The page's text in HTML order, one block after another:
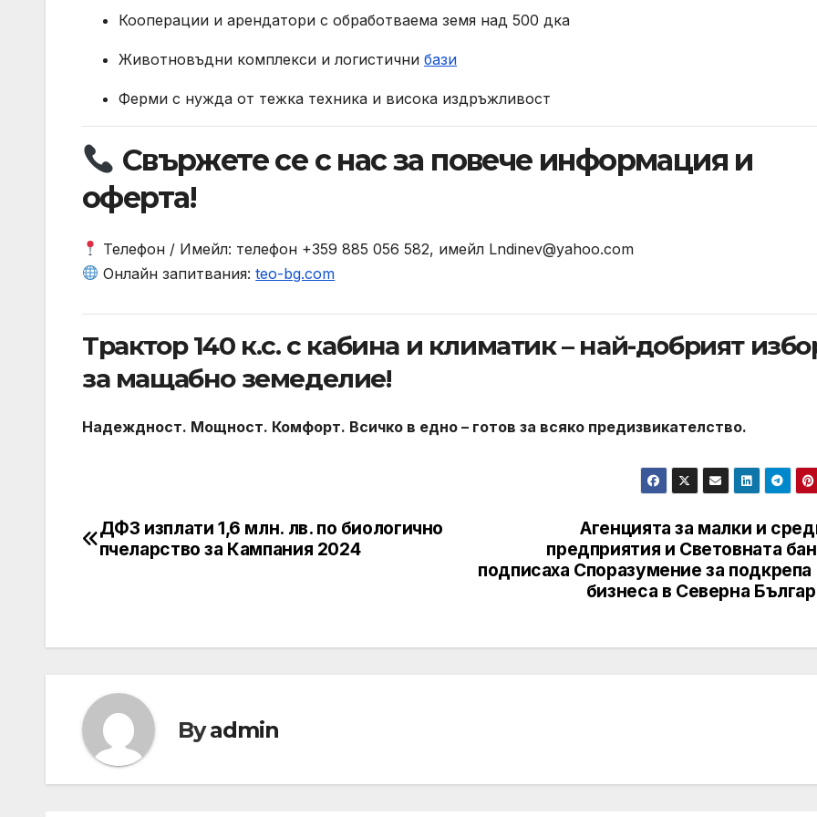
Кооперации и арендатори с обработваема земя над 500 дка
Животновъдни комплекси и логистични бази
Ферми с нужда от тежка техника и висока издръжливост
Свържете се с нас за повече информация и
оферта!
Телефон / Имейл: телефон +359 885 056 582, имейл Lndinev@yahoo.com
Онлайн запитвания:teo-bg.com
Трактор 140 к.с. с кабина и климатик – най-добрият
за мащабно земеделие!
Надеждност. Мощност. Комфорт. Всичко в едно – готов за всяко предизвикателство.
Post
Агенцията за малки и
предприятия и Световната
подписаха Споразумение за подкрепа
бизнеса в Северна
ДФЗ изплати 1,6 млн. лв. по биологично
пчеларство за Кампания 2024
Byadmin